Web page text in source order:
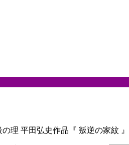
理 平田弘史作品『 叛逆の家紋